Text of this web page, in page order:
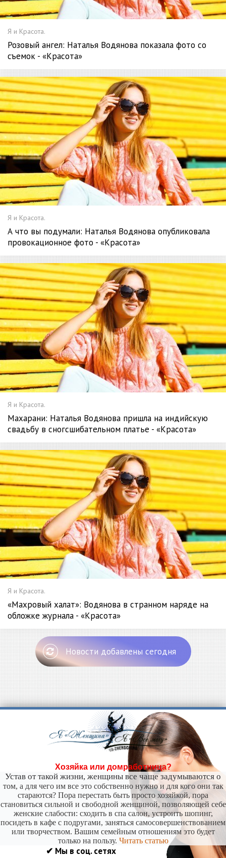
Я и Красота.
Розовый ангел: Наталья Водянова показала фото со
съемок - «Красота»
Я и Красота.
А что вы подумали: Наталья Водянова опубликовала
провокационное фото - «Красота»
Я и Красота.
Махарани: Наталья Водянова пришла на индийскую
свадьбу в сногсшибательном платье - «Красота»
Я и Красота.
«Махровый халат»: Водянова в странном наряде на
обложке журнала - «Красота»
Новости добавлены сегодня
Хозяйка или домработница?
Устав от такой жизни, женщины все чаще задумываются о
том, а для чего им все это собственно нужно и для кого они так
стараются? Пора перестать быть просто хозяйкой, пора
становиться сильной и свободной женщиной, позволяющей себе
женские слабости: сходить в спа салон, устроить шопинг,
посидеть в кафе с подругами, заняться самосовершенствованием
или творчеством. Вашим семейным отношениям это будет
только на пользу. Читать статью
✔ Мы в соц. сетях